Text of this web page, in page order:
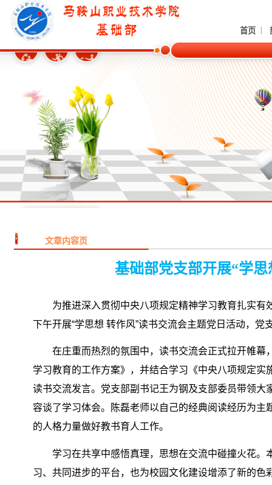
首页
文章内容页
基础部党支部开展“学
为推进深入贯彻中央八项规定精神学习教育扎实
下午开展“学思想 转作风”读书交流会主题党日活动，
在庄重而热烈的氛围中，读书交流会正式拉开帷
学习教育的工作方案》，并结合学习《中央八项规定
读书交流发言。党支部副书记王为钢及支部委员带领
容谈了学习体会。陈磊老师以自己的经典阅读经历为
的人格力量做好教书育人工作。
学习在共享中感悟真理，思想在交流中碰撞火花
习、共同进步的平台，也为校园文化建设增添了新的